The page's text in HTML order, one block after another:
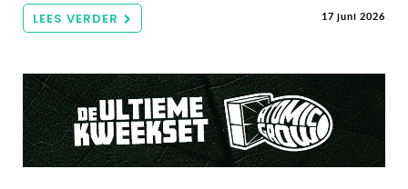
LEES VERDER 17 juni 2026